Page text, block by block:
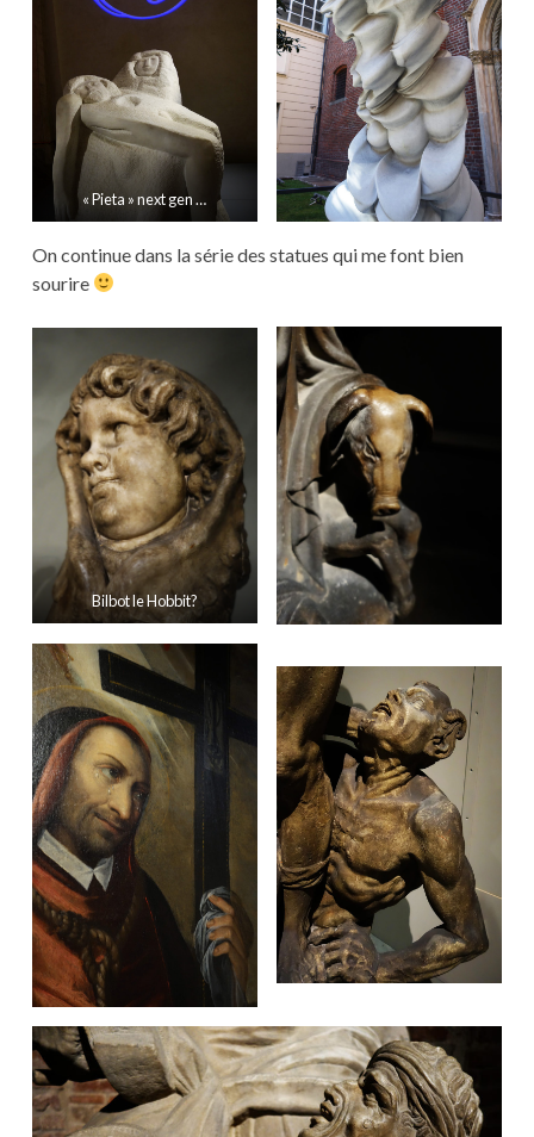
« Pieta » next gen …
On continue dans la série des statues qui me font bien
sourire
Bilbot le Hobbit?